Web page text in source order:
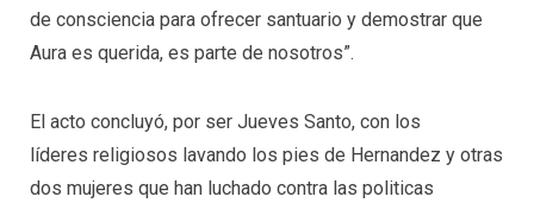
de consciencia para ofrecer santuario y demostrar que
Aura es querida, es parte de nosotros”.
El acto concluyó, por ser Jueves Santo, con los
líderes religiosos lavando los pies de Hernandez y otras
dos mujeres que han luchado contra las politicas